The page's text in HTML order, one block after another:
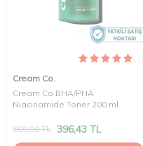
Cream Co.
Cream Co BHA/PHA
Niacinamide Toner 200 ml
509,90TL 396,43 TL